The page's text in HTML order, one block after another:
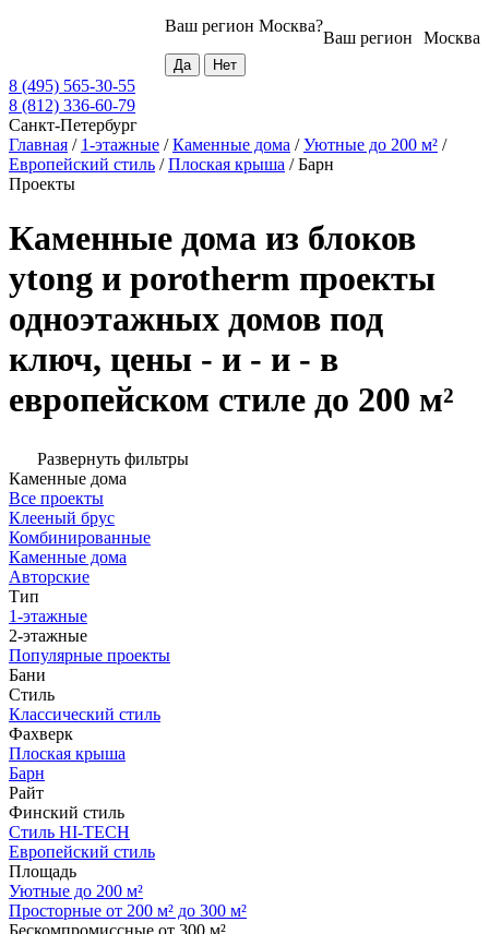
Москва
Ваш регион
Ваш регион Москва?
8 (495) 565-30-55
8 (812) 336-60-79
Санкт-Петербург
Главная / 1-этажные /Каменные дома /Уютные до 200 м² /
Европейский стиль /Плоская крыша /Барн
Проекты
Каменные дома из блоков
ytong и porotherm проекты
одноэтажных домов под
ключ, цены - и - и - в
европейском стиле до 200 м²
Развернуть фильтры
Каменные дома
Все проекты
Клееный брус
Комбинированные
Каменные дома
Авторские
Тип
1-этажные
2-этажные
Популярные проекты
Бани
Стиль
Классический стиль
Фахверк
Плоская крыша
Барн
Райт
Финский стиль
Стиль HI-TECH
Европейский стиль
Площадь
Уютные до 200 м²
Просторные от 200 м² до 300 м²